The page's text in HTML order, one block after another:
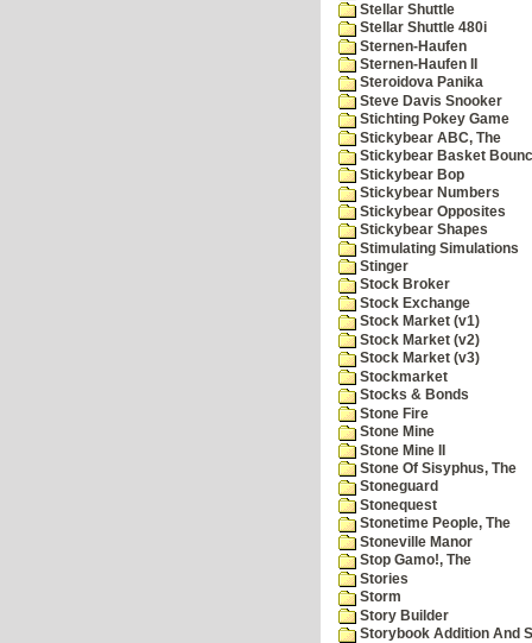
Stellar Shuttle
Stellar Shuttle 480i
Sternen-Haufen
Sternen-Haufen II
Steroidova Panika
Steve Davis Snooker
Stichting Pokey Game
Stickybear ABC, The
Stickybear Basket
Stickybear Bop
Stickybear Numbers
Stickybear Opposites
Stickybear Shapes
Stimulating Simulations
Stinger
Stock Broker
Stock Exchange
Stock Market (v1)
Stock Market (v2)
Stock Market (v3)
Stockmarket
Stocks & Bonds
Stone Fire
Stone Mine
Stone Mine II
Stone Of Sisyphus, The
Stoneguard
Stonequest
Stonetime People, The
Stoneville Manor
Stop Gamo!, The
Stories
Storm
Story Builder
Storybook Addition And